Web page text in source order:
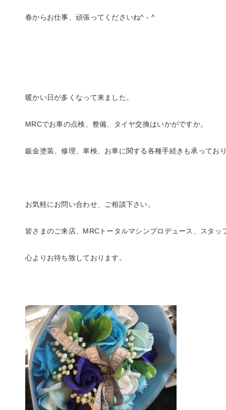
春からお仕事、頑張ってくださいね^ - ^
暖かい日が多くなって来ました。
MRCでお車の点検、整備、タイヤ交換はいかがですか。
鈑金塗装、修理、車検、お車に関する各種手続きも承ってお
お気軽にお問い合わせ、ご相談下さい。
皆さまのご来店、MRCトータルマシンプロデュース、スタッ
心よりお待ち致しております。